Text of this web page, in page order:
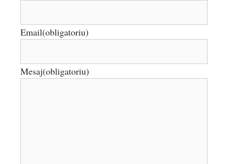
Email(obligatoriu)
Mesaj(obligatoriu)